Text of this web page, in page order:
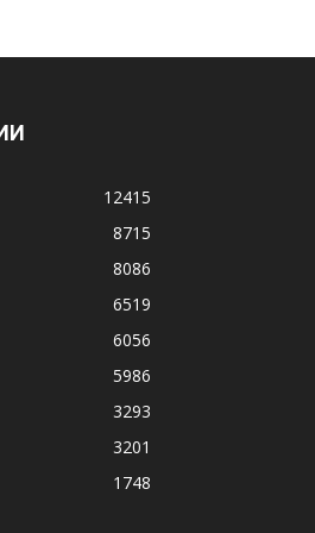
12415
8715
8086
6519
6056
5986
3293
3201
1748